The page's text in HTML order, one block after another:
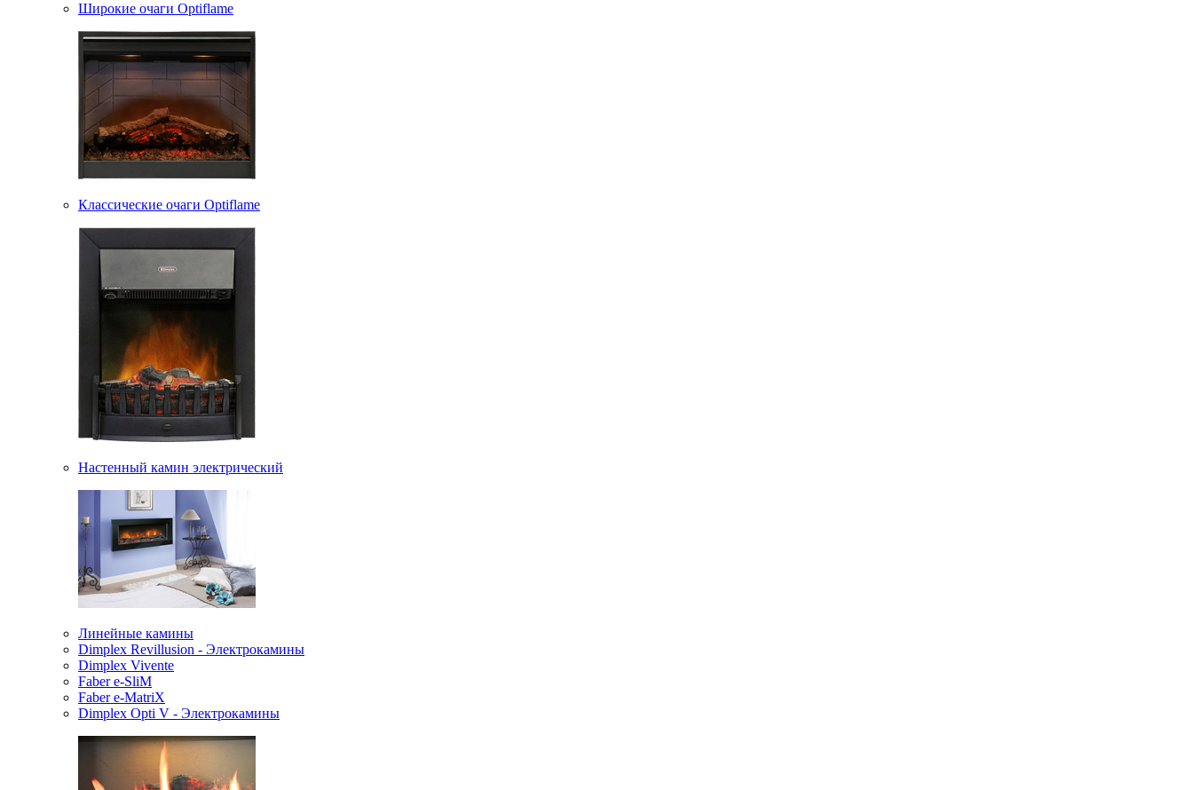
Широкие очаги Optiflame
Классические очаги Optiflame
Настенный камин электрический
Линейные камины
Dimplex Revillusion - Электрокамины
Dimplex Vivente
Faber e-SliM
Faber e-MatriX
Dimplex Opti V - Электрокамины